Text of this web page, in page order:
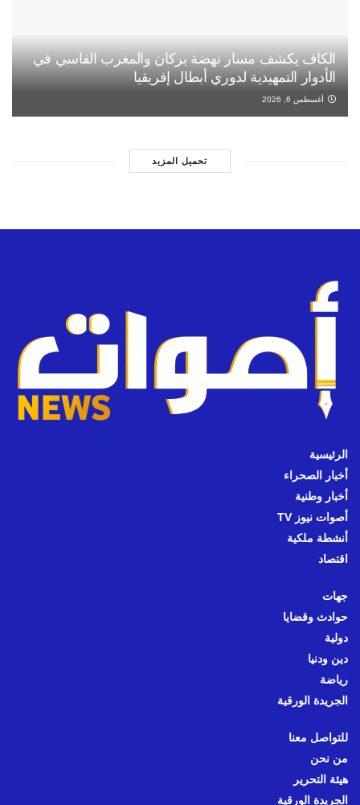
الكاف يكشف مسار نهضة بركان والمغرب الفاسي في
الأدوار التمهيدية لدوري أبطال إفريقيا
أغسطس 6, 2026
تحميل المزيد
الرئيسية
أخبار الصحراء
أخبار وطنية
أصوات نيوز TV
أنشطة ملكية
اقتصاد
جهات
حوادث وقضايا
دولية
دين ودنيا
رياضة
الجريدة الورقية
للتواصل معنا
من نحن
هيئة التحرير
الجريدة الورقية